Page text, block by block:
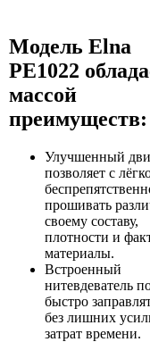
Модель Elna
PE1022
массой
преимуществ:
Улучшенный
позволяет с
прошивать
своему составу,
плотности и
материалы.
Встроенный
нитевдеватель
быстро
без лишних
затрат времени.